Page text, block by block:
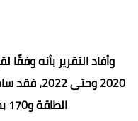
الطاقة و170 بحثًا في مجال علم البيئة.